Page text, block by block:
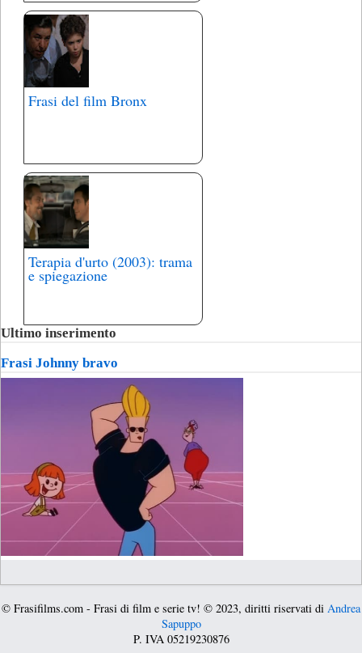
Frasi del film Bronx
Terapia d'urto (2003): trama
e spiegazione
Ultimo inserimento
Frasi Johnny bravo
© Frasifilms.com - Frasi di film e serie tv! © 2023, diritti riservati di Andrea
Sapuppo
P. IVA 05219230876